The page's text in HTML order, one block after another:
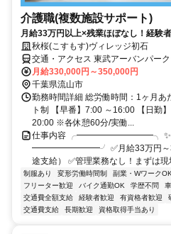
介護職(複数施設サポート)
月給33万円以上×残業ほぼなし！経験
秋桜(こすもす)ヴィレッジ初石
交通・アクセス 東武アーバンパー
月給330,000円～350,000円
千葉県流山市
勤務時間詳細 総労働時間：1ヶ月
ト制 【早番】7:00 ～16:00 【日勤
20:00 ※各休憩60分/実働...
仕事内容 ╭━━━━━━━━━╮ ✨こ
━━━━━━━━╯ ✅月給33万円～35
途支給） ✅管理業務なし！まずは
制服あり 変形労働時間制 副業・WワークOK
フリーター歓迎
バイク通勤OK 学歴不問
交通費全額支給
経験者歓迎 有資格者歓迎
交通費支給
長期歓迎 資格取得手当あり